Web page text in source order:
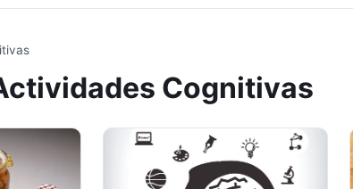
Cognitivas